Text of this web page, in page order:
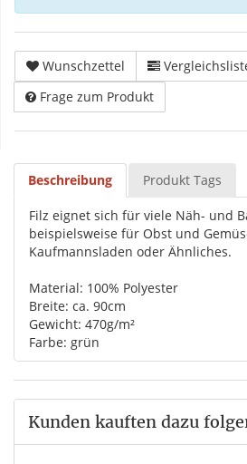
Wunschzettel
Frage zum Produkt
Beschreibung Produkt Tags
Filz eignet sich für viele Näh- und
beispielsweise für Obst und
Kaufmannsladen oder Ähnliches.
Material: 100% Polyester
Breite: ca. 90cm
Gewicht: 470g/m²
Farbe: grün
Kunden kauften dazu